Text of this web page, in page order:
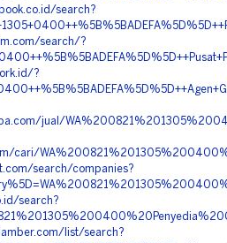
search?
search/?
?
jual/
cari/
search/companies?
search?
list/search?